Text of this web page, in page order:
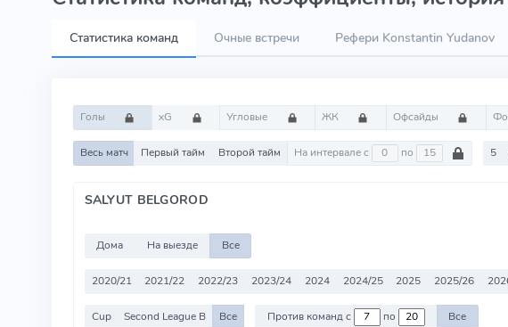
Статистика команд Очные встречи Рефери Konstantin Yudanov
Голы xG Угловые ЖК Офсайды
Весь матч Первый тайм Второй тайм На интервале с по 5
SALYUT BELGOROD
Дома На выезде Все
2020/21 2021/22 2022/23 2023/24 2024 2024/25 2025 2025/26
Cup Second League B Все Против команд с по Все